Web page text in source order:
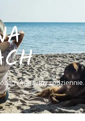
marzymy codziennie.